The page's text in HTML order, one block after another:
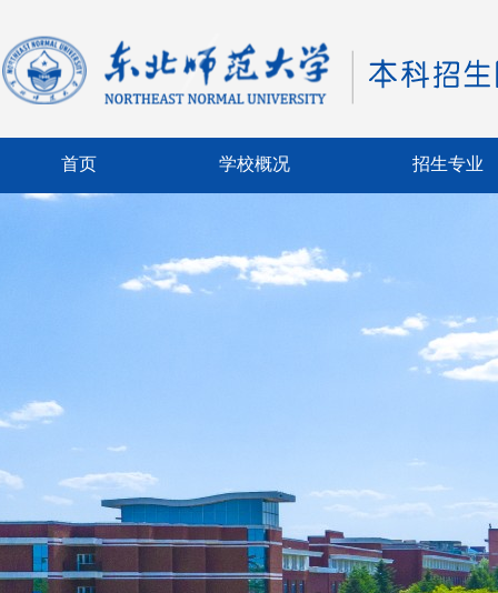
首页 学校概况 招生专业